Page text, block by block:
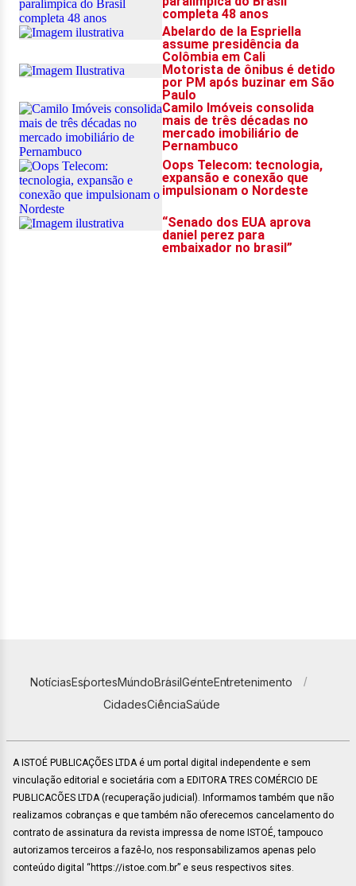
NotíciasEsportesMundoBrasilGenteEntretenimento
CidadesCiênciaSaúde
A ISTOÉ PUBLICAÇÕES LTDA é um portal digital independente e sem
vinculação editorial e societária com a EDITORA TRES COMÉRCIO DE
PUBLICACÕES LTDA (recuperação judicial). Informamos também que não
realizamos cobranças e que também não oferecemos cancelamento do
contrato de assinatura da revista impressa de nome ISTOÉ, tampouco
autorizamos terceiros a fazê-lo, nos responsabilizamos apenas pelo
conteúdo digital “https://istoe.com.br” e seus respectivos sites.